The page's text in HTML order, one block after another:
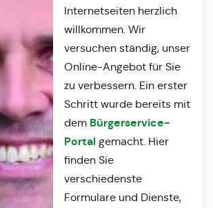
Internetseiten herzlich
willkommen. Wir
versuchen ständig, unser
Online-Angebot für Sie
zu verbessern. Ein erster
Schritt wurde bereits mit
dem Bürgerservice-
Portalgemacht. Hier
finden Sie
verschiedenste
Formulare und Dienste,